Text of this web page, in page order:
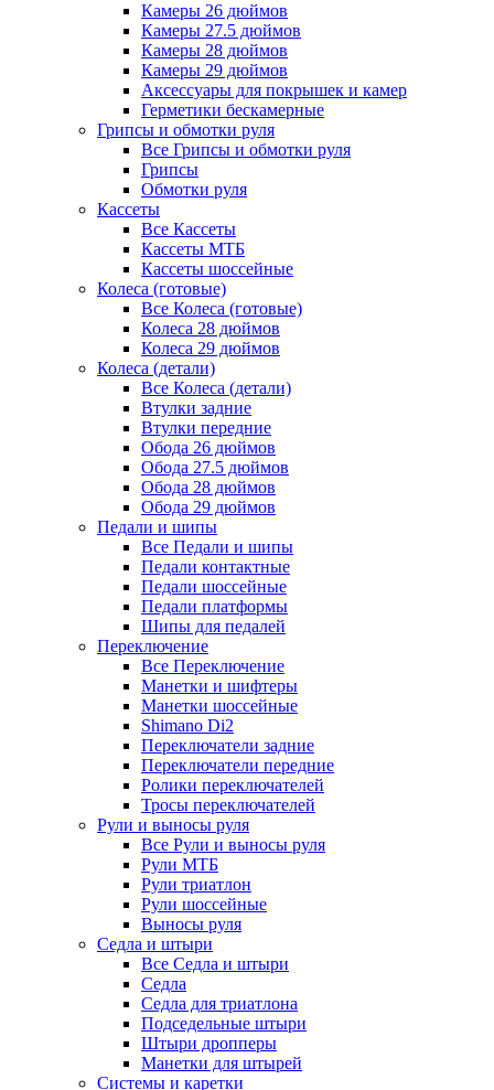
Камеры 26 дюймов
Камеры 27.5 дюймов
Камеры 28 дюймов
Камеры 29 дюймов
Аксессуары для покрышек и камер
Герметики бескамерные
Грипсы и обмотки руля
Все Грипсы и обмотки руля
Грипсы
Обмотки руля
Кассеты
Все Кассеты
Кассеты МТБ
Кассеты шоссейные
Колеса (готовые)
Все Колеса (готовые)
Колеса 28 дюймов
Колеса 29 дюймов
Колеса (детали)
Все Колеса (детали)
Втулки задние
Втулки передние
Обода 26 дюймов
Обода 27.5 дюймов
Обода 28 дюймов
Обода 29 дюймов
Педали и шипы
Все Педали и шипы
Педали контактные
Педали шоссейные
Педали платформы
Шипы для педалей
Переключение
Все Переключение
Манетки и шифтеры
Манетки шоссейные
Shimano Di2
Переключатели задние
Переключатели передние
Ролики переключателей
Тросы переключателей
Рули и выносы руля
Все Рули и выносы руля
Рули МТБ
Рули триатлон
Рули шоссейные
Выносы руля
Седла и штыри
Все Седла и штыри
Седла
Седла для триатлона
Подседельные штыри
Штыри дропперы
Манетки для штырей
Системы и каретки